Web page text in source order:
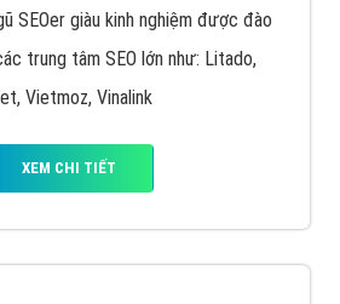
SEOer giàu kinh nghiệm được đào
trung tâm SEO lớn như: Litado,
Vietmoz, Vinalink
XEM CHI TIẾT